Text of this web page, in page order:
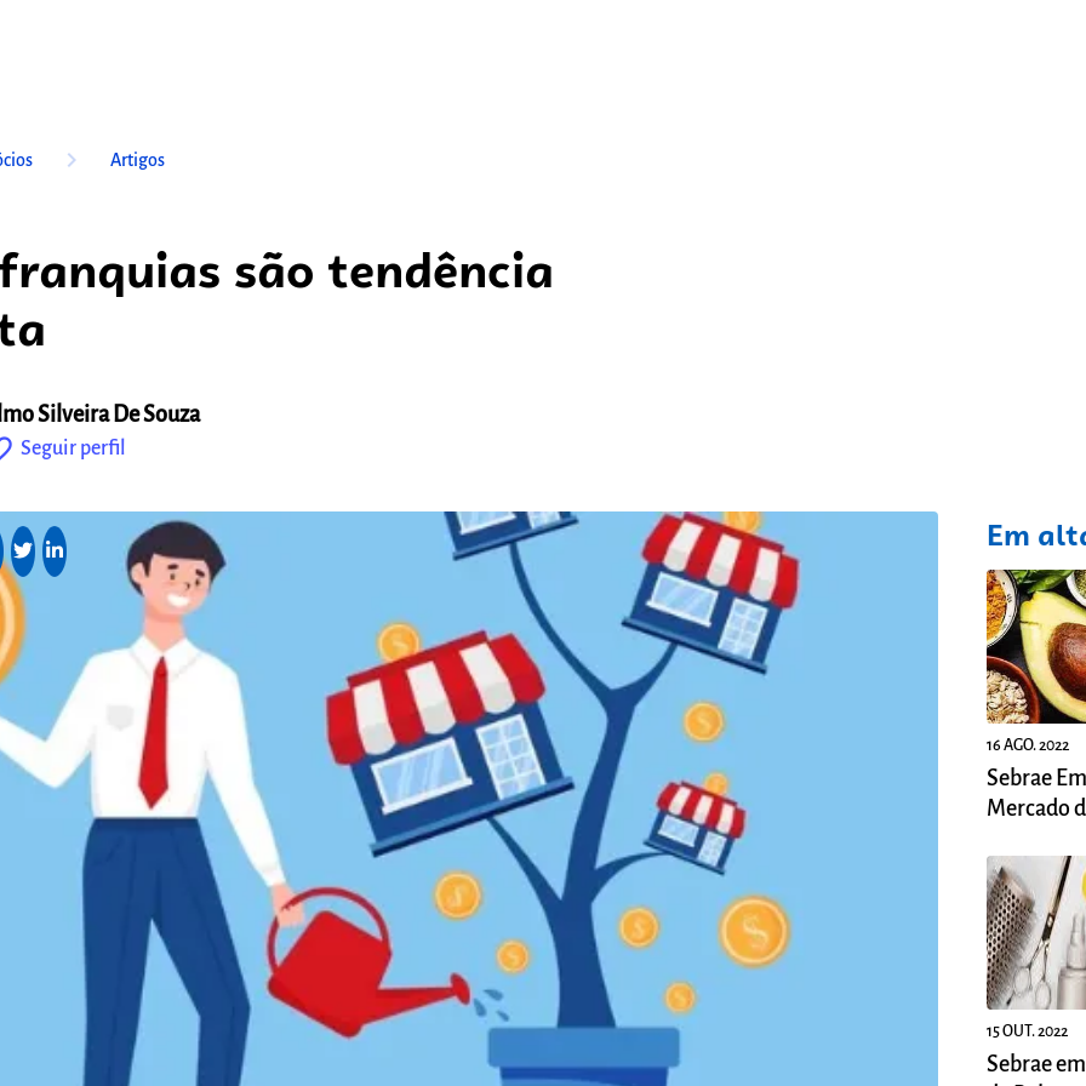
keyboard_arrow_right Artigos
são tendência
Silveira De Souza
Seguir perfil
fixo
Em
16 AGO. 2022
Sebrae
Mercado
15 OUT. 2022
Sebrae